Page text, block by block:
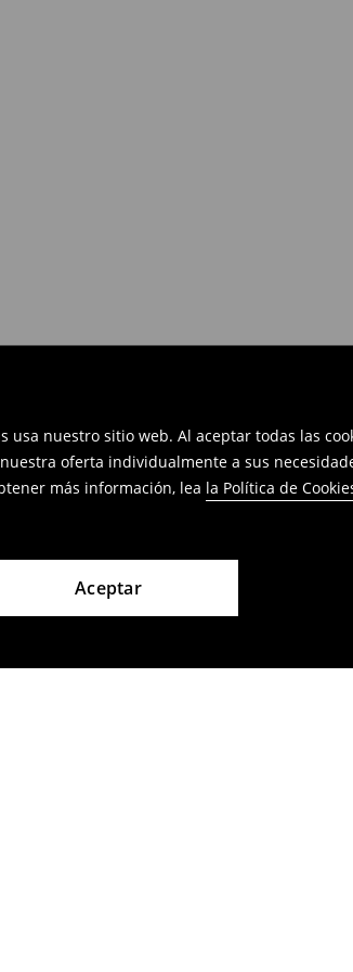
nuestro sitio web. Al aceptar todas las
oferta individualmente a sus
más información, lea la Política de
Aceptar